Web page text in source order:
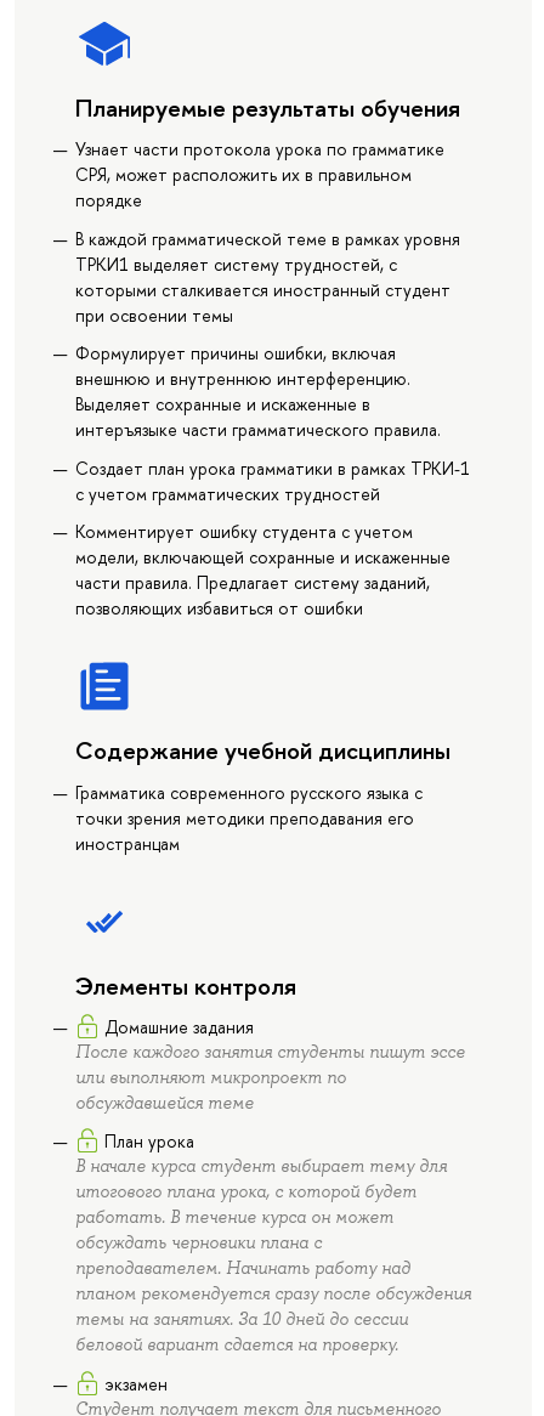
Планируемые результаты обучения
Узнает части протокола урока по грамматике
СРЯ, может расположить их в правильном
порядке
В каждой грамматической теме в рамках уровня
ТРКИ1 выделяет систему трудностей, с
которыми сталкивается иностранный студент
при освоении темы
Формулирует причины ошибки, включая
внешнюю и внутреннюю интерференцию.
Выделяет сохранные и искаженные в
интеръязыке части грамматического правила.
Создает план урока грамматики в рамках ТРКИ-1
с учетом грамматических трудностей
Комментирует ошибку студента с учетом
модели, включающей сохранные и искаженные
части правила. Предлагает систему заданий,
позволяющих избавиться от ошибки
Содержание учебной дисциплины
Грамматика современного русского языка с
точки зрения методики преподавания его
иностранцам
Элементы контроля
Домашние задания
После каждого занятия студенты пишут эссе
или выполняют микропроект по
обсуждавшейся теме
План урока
В начале курса студент выбирает тему для
итогового плана урока, с которой будет
работать. В течение курса он может
обсуждать черновики плана с
преподавателем. Начинать работу над
планом рекомендуется сразу после обсуждения
темы на занятиях. За 10 дней до сессии
беловой вариант сдается на проверку.
экзамен
Студент получает текст для письменного